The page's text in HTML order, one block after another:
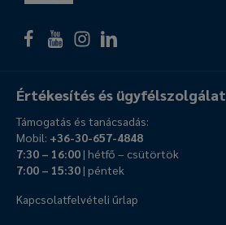
Értékesítés és ügyfélszolgálat
Támogatás és tanácsadás:
Mobil: +36-30-657-4848
7:30 – 16:00| hétfő – csütörtök
7:00 – 15:30| péntek
Kapcsolatfelvételi űrlap